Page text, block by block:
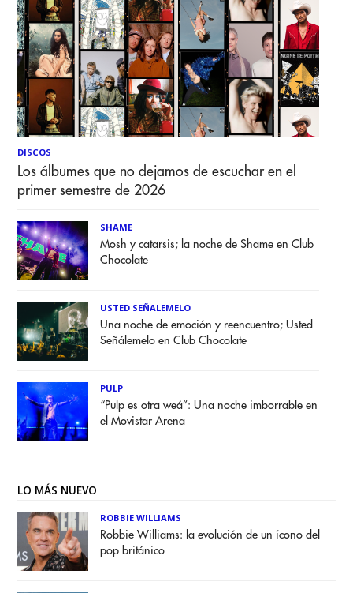
DISCOS
Los álbumes que no dejamos de escuchar en el
primer semestre de 2026
SHAME
Mosh y catarsis; la noche de Shame en Club
Chocolate
USTED SEÑALEMELO
Una noche de emoción y reencuentro; Usted
Señálemelo en Club Chocolate
PULP
“Pulp es otra weá”: Una noche imborrable en
el Movistar Arena
LO MÁS NUEVO
ROBBIE WILLIAMS
Robbie Williams: la evolución de un ícono del
pop británico